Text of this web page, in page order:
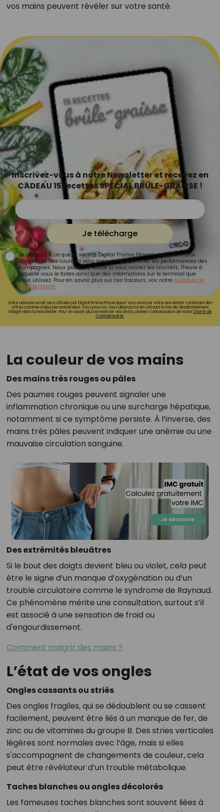
vos mains peuvent révéler sur votre santé.
Inscrivez-vous à notre Newsletter et recevez en
CADEAU 15 recettes SPÉCIAL BRÛLE-GRAISSE !
Je télécharge
Je consens à ce que la société Digital Prisma Players analyse le taux
d'ouverture des courriels pour mesurer et optimiser les performances des
campagnes. Nous pourrons savoir si vous ouvrez les courriels, l'heure à
laquelle vous le faites ainsi que des informations sur le terminal que
vous utilisez. Pour en savoir plus sur ces traceurs, voir notre politique de
confidentialité.
Votre adresse email sera utilisée par Digital Prisma Playerspour vous envoyer votre newsletter contenant des
offres commerciales personnalisées. Vous pourrez vous désinscrire en utilisant le lien de désabonnement
intégré dans la newsletter. Pour en savoir plus et exercer vos droits, prenez connaissance de notreCharte de
Confidentialité.
La couleur de vos mains
Des mains très rouges ou pâles
Des paumes rouges peuvent signaler une
inflammation chronique ou une surcharge hépatique,
notamment si ce symptôme persiste. À l’inverse, des
mains très pâles peuvent indiquer une anémie ou une
mauvaise circulation sanguine.
Des extrémités bleuâtres
Si le bout des doigts devient bleu ou violet, cela peut
être le signe d’un manque d’oxygénation ou d’un
trouble circulatoire comme le syndrome de Raynaud.
Ce phénomène mérite une consultation, surtout s’il
est associé à une sensation de froid ou
d'engourdissement.
Comment maigrir des mains ?
L’état de vos ongles
Ongles cassants ou striés
Des ongles fragiles, qui se dédoublent ou se cassent
facilement, peuvent être liés à un manque de fer, de
zinc ou de vitamines du groupe B. Des stries verticales
légères sont normales avec l’âge, mais si elles
s'accompagnent de changements de couleur, cela
peut être révélateur d’un trouble métabolique.
Taches blanches ou ongles décolorés
Les fameuses taches blanches sont souvent liées à